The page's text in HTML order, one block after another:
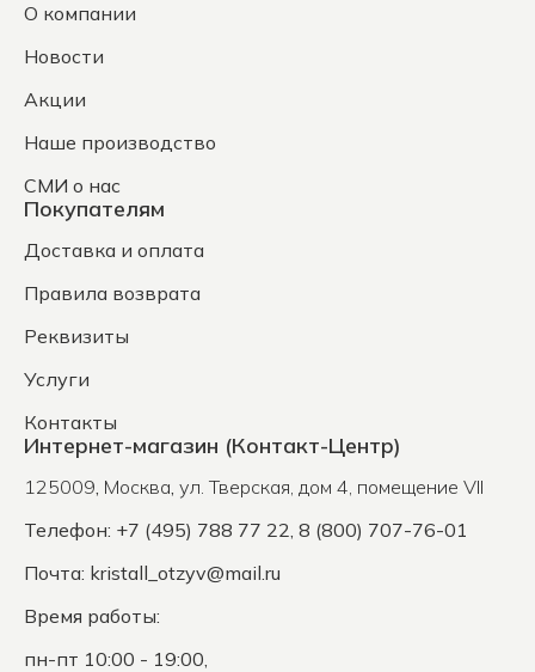
О компании
Новости
Акции
Наше производство
СМИ о нас
Покупателям
Доставка и оплата
Правила возврата
Реквизиты
Услуги
Контакты
Интернет-магазин (Контакт-Центр)
125009, Москва, ул. Тверская, дом 4, помещение VII
Телефон: +7 (495) 788 77 22, 8 (800) 707-76-01
Почта: kristall_otzyv@mail.ru
Время работы:
пн-пт 10:00 - 19:00,